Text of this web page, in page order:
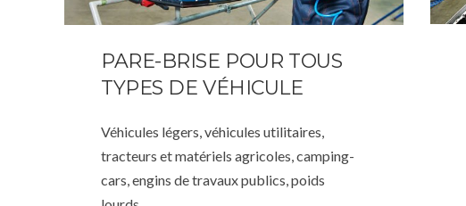
PARE-BRISE POUR TOUS
TYPES DE VÉHICULE
Véhicules légers, véhicules utilitaires,
tracteurs et matériels agricoles, camping-
cars, engins de travaux publics, poids